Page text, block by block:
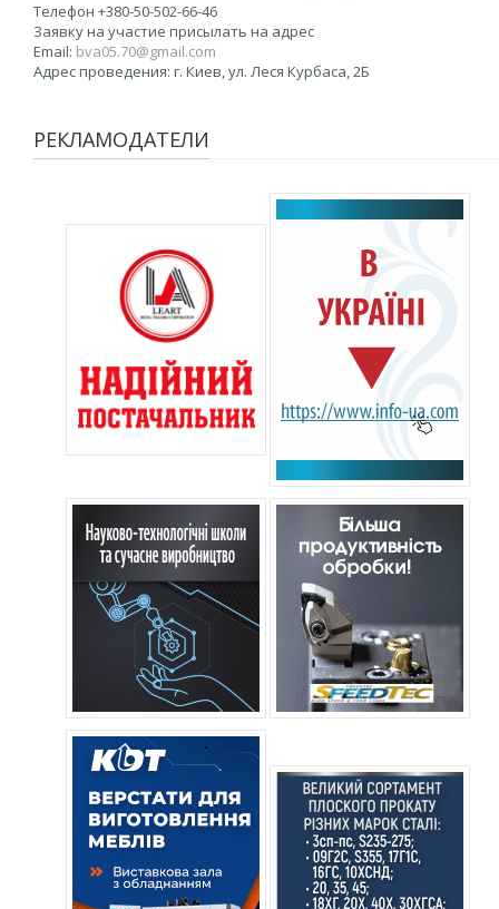
Телефон +380-50-502-66-46
Заявку на участие присылать на адрес
Email: bva05.70@gmail.com
Адрес проведения: г. Киев, ул. Леся Курбаса, 2Б
РЕКЛАМОДАТЕЛИ